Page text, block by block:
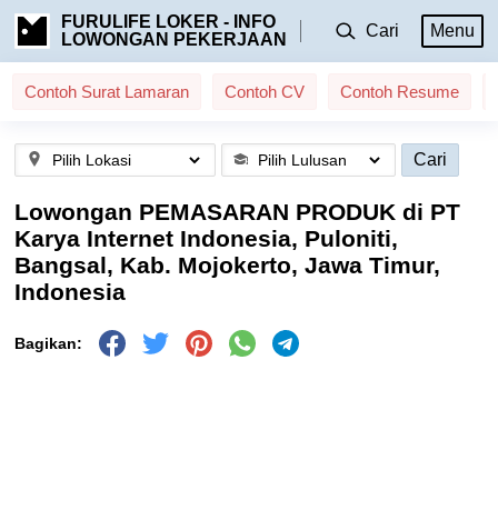
FURULIFE LOKER - INFO
LOWONGAN PEKERJAAN
Cari Menu
Contoh Surat Lamaran Contoh CV Contoh Resume
Cari
Lowongan PEMASARAN PRODUK di PT
Karya Internet Indonesia, Puloniti,
Bangsal, Kab. Mojokerto, Jawa Timur,
Indonesia
Bagikan: